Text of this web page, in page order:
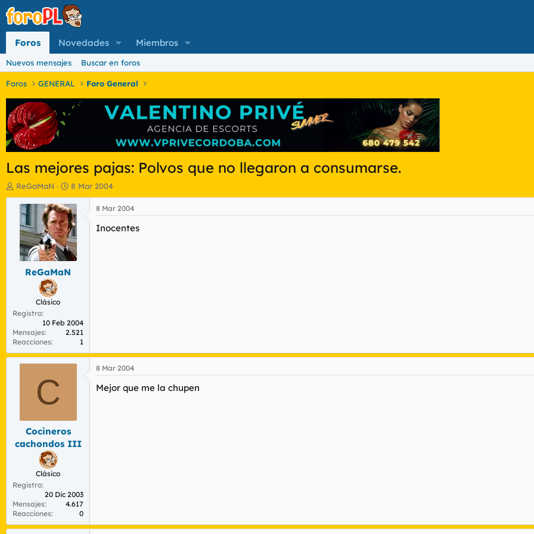
Foros Novedades Miembros
Nuevos mensajes Buscar en foros
Foros GENERAL Foro General
Las mejores pajas: Polvos que no llegaron a consumarse.
I
n
a
d
o
t
m
a
ReGaMaN
F
e
c
h
a
d
e
i
8 Mar 2004
ReGaMaN
Clásico
Registro
10 Feb 2004
Mensajes
2.521
Reacciones
1
8 Mar 2004
Inocentes
C
Cocineros
cachondos III
Clásico
Registro
20 Dic 2003
Mensajes
4.617
Reacciones
0
8 Mar 2004
Mejor que me la chupen